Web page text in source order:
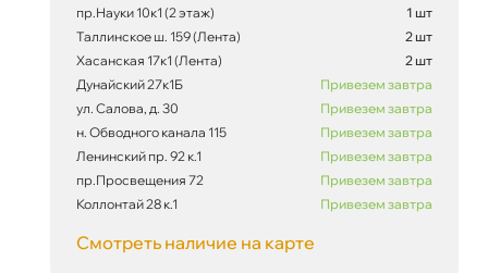
пр.Науки 10к1 (2 этаж)
1 шт
Таллинское ш. 159 (Лента)
2 шт
Хасанская 17к1 (Лента)
2 шт
Дунайский 27к1Б
Привезем завтра
ул. Салова, д. 30
Привезем завтра
н. Обводного канала 115
Привезем завтра
Ленинский пр. 92 к.1
Привезем завтра
пр.Просвещения 72
Привезем завтра
Коллонтай 28 к.1
Привезем завтра
Смотреть наличие на карте
Сегодня, 07.08